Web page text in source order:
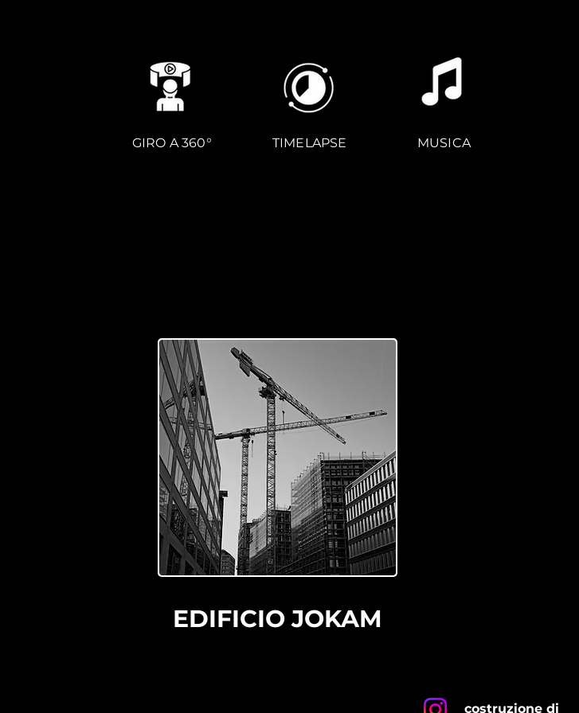
GIRO A 360° TIMELAPSE MUSICA
EDIFICIO JOKAM
costruzione di